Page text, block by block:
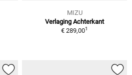
MIZU
Verlaging Achterkant
€ 289,001